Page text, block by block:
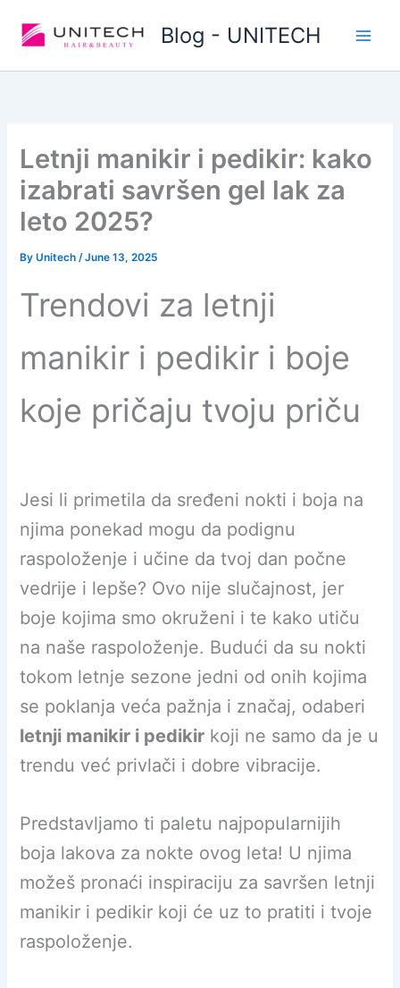
Blog - UNITECH
Letnji manikir i pedikir: kako
izabrati savršen gel lak za
leto 2025?
ByUnitech/June 13, 2025
Trendovi za letnji
manikir i pedikir i boje
koje pričaju tvoju priču
Jesi li primetila da sređeni nokti i boja na
njima ponekad mogu da podignu
raspoloženje i učine da tvoj dan počne
vedrije i lepše? Ovo nije slučajnost, jer
boje kojima smo okruženi i te kako utiču
na naše raspoloženje. Budući da su nokti
tokom letnje sezone jedni od onih kojima
se poklanja veća pažnja i značaj, odaberi
letnji manikir i pedikir koji ne samo da je u
trendu već privlači i dobre vibracije.
Predstavljamo ti paletu najpopularnijih
boja lakova za nokte ovog leta! U njima
možeš pronaći inspiraciju za savršen letnji
manikir i pedikir koji će uz to pratiti i tvoje
raspoloženje.